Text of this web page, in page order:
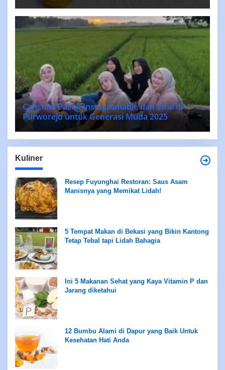
Cafe hits Paling Instagramable dan Viral di
Purworejo untuk Generasi Muda 2025
Kuliner
Resep Fuyunghai Restoran: Saus Asam
Manisnya yang Memikat Lidah!
5 Tempat Makan di Bekasi yang Bikin Kantong
Tetap Tebal tapi Lidah Bahagia
Ini 5 Makanan Sehat yang Kaya Vitamin P dan
Jarang diketahui
12 Bumbu Alami di Dapur yang Baik Untuk
Kesehatan Hati Anda